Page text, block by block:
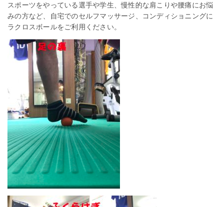
スポーツをやっている選手や学生、慢性的な肩こりや腰痛にお悩
みの方など、自宅でのセルフマッサージ、コンディショニングに
ラクロスボールをご利用ください。